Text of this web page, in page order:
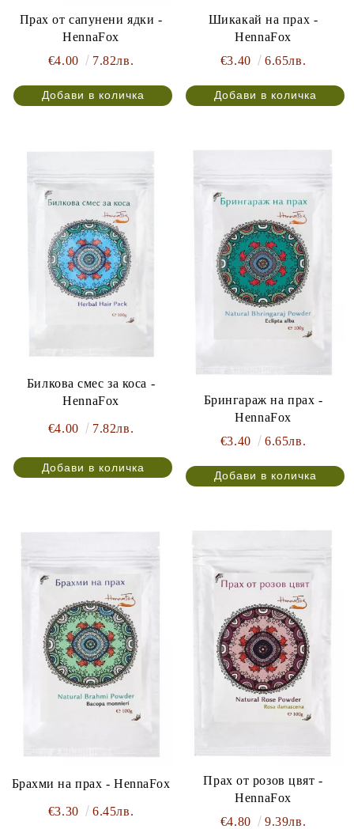
Прах от сапунени ядки -
HennaFox
€4.00
7.82лв.
Шикакай на прах -
HennaFox
€3.40
6.65лв.
Билкова смес за коса -
HennaFox
€4.00 7.82лв.
Брингараж на прах -
HennaFox
€3.40
6.65лв.
Брахми на прах - HennaFox
€3.30 6.45лв.
Прах от розов цвят -
HennaFox
€4.80
9.39лв.